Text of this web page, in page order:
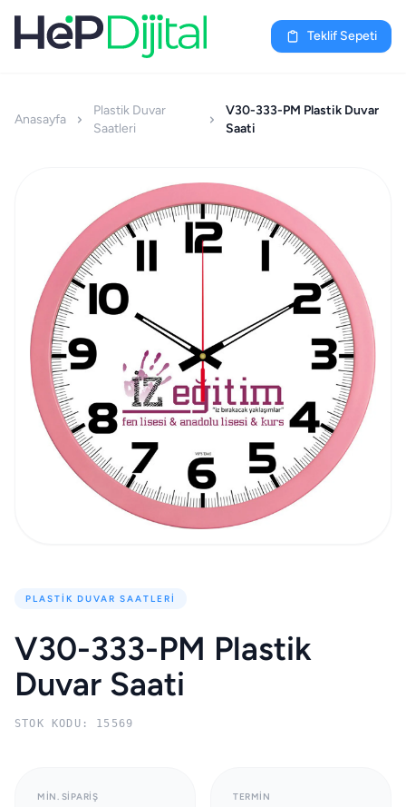
Teklif Sepeti
Anasayfa
Plastik Duvar
Saatleri
V30-333-PM Plastik Duvar
Saati
PLASTIK DUVAR SAATLERI
V30-333-PM Plastik
Duvar Saati
STOK KODU: 15569
MIN. SIPARIŞ TERMIN